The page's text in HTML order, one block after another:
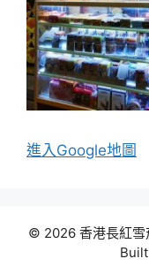
進入Google地圖
© 2026 香港長紅雪